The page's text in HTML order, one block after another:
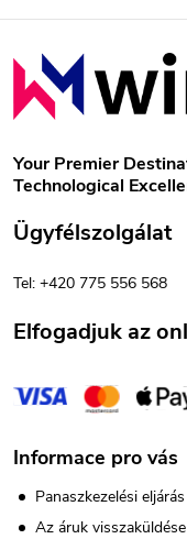
n
y
í
t
á
s
e
l
e
m
e
i
L
á
b
é
c
Your Premier
Technological
Ügyfélszolgálat
Tel: +420 775 556 568
Elfogadjuk az
Informace pro vás
Panaszkezelési eljárás
Az áruk visszaküldése